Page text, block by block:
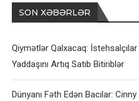
SON XƏBƏRLƏR
Qiymətlər Qalxacaq:
Yaddaşını Artıq Satıb Bitiriblər
Dünyanı Fəth Edən Bacılar: